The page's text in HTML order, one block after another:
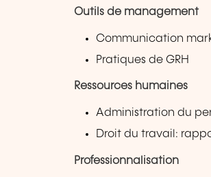
Outils de management
Communication
Pratiques de GRH
Ressources humaines
Administration du
Droit du travail:
Professionnalisation